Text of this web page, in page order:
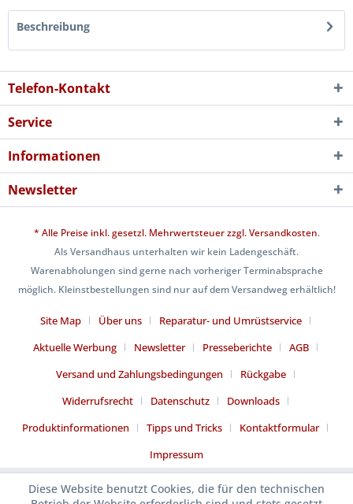
Beschreibung
Telefon-Kontakt
Service
Informationen
Newsletter
* Alle Preise inkl. gesetzl. Mehrwertsteuer zzgl.Versandkosten.
Als Versandhaus unterhalten wir kein Ladengeschäft.
Warenabholungen sind gerne nach vorheriger Terminabsprache
möglich. Kleinstbestellungen sind nur auf dem Versandweg erhältlich!
Site Map Über uns
Reparatur- und Umrüstservice
Aktuelle Werbung
Newsletter Presseberichte
AGB
Versand und Zahlungsbedingungen
Rückgabe
Widerrufsrecht
Datenschutz
Downloads
Produktinformationen
Tipps und Tricks
Kontaktformular
Impressum
Diese Website benutzt Cookies, die für den technischen